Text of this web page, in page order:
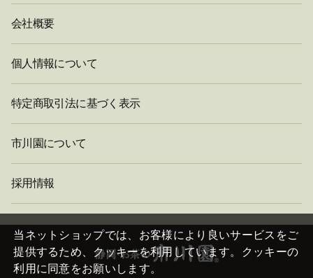
会社概要
個人情報について
特定商取引法に基づく表示
市川園について
採用情報
当ネットショップでは、お客様により良いサービスをご
提供するため、クッキーを利用しています。クッキーの
利用に同意をお願いします。
閉
じ
る